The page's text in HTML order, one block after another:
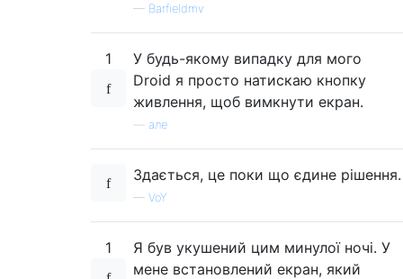
— Barfieldmv
1
У будь-якому випадку для мого
Droid я просто натискаю кнопку
живлення, щоб вимкнути екран.
але
Здається, це поки що єдине рішення.
— VoY
1
Я був укушений цим минулої ночі. У
мене встановлений екран, який